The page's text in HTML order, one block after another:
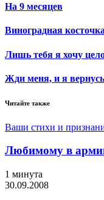
На 9 месяцев
Виноградная косточка
Лишь тебя я хочу
Жди меня, и я
Читайте также
Ваши стихи и
Любимому в
1 минута
30.09.2008